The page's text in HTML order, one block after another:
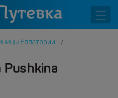
Евпатории
Pushkina